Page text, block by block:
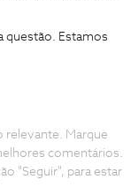
questão. Estamos
relevante. Marque
comentários.
"Seguir", para estar